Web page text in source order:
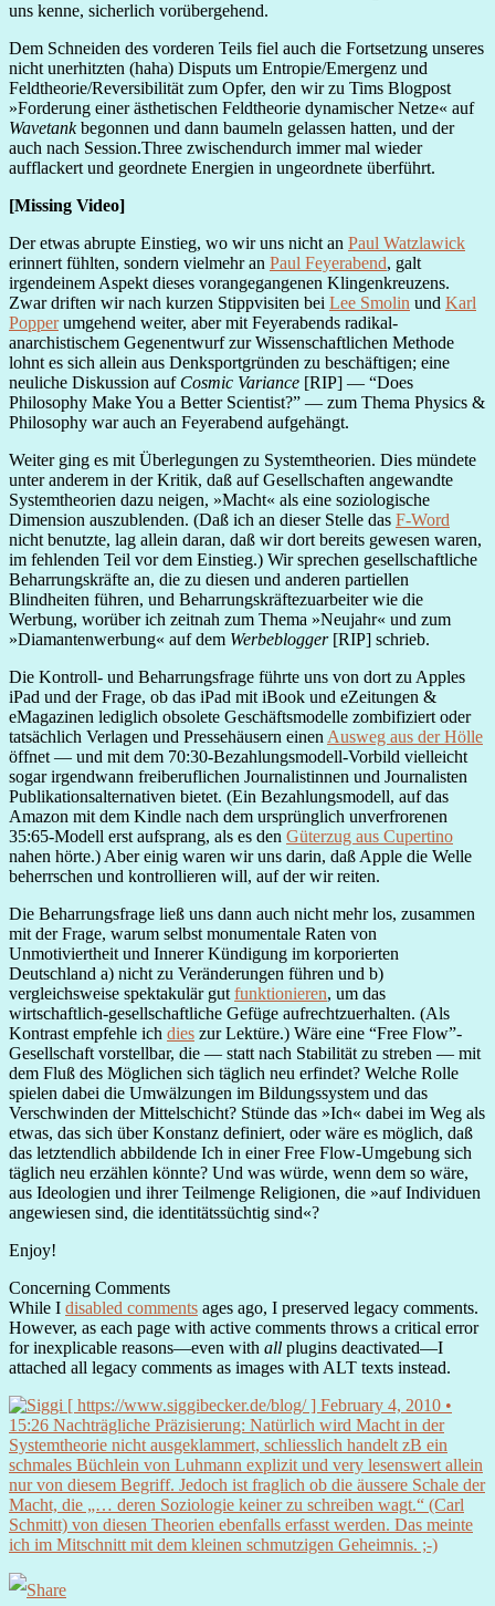
uns kenne, sicherlich vorübergehend.
Dem Schneiden des vorderen Teils fiel auch die Fortsetzung unseres
nicht unerhitzten (haha) Disputs um Entropie/Emergenz und
Feldtheorie/Reversibilität zum Opfer, den wir zu Tims Blogpost
»Forderung einer ästhetischen Feldtheorie dynamischer Netze« auf
Wavetankbegonnen und dann baumeln gelassen hatten, und der
auch nach Session.Three zwischendurch immer mal wieder
aufflackert und geordnete Energien in ungeordnete überführt.
[Missing Video]
Der etwas abrupte Einstieg, wo wir uns nicht an Paul Watzlawick
erinnert fühlten, sondern vielmehr an Paul Feyerabend, galt
irgendeinem Aspekt dieses vorangegangenen Klingenkreuzens.
Zwar driften wir nach kurzen Stippvisiten bei Lee Smolin und Karl
Popperumgehend weiter, aber mit Feyerabends radikal-
anarchistischem Gegenentwurf zur Wissenschaftlichen Methode
lohnt es sich allein aus Denksportgründen zu beschäftigen; eine
neuliche Diskussion auf Cosmic Variance [RIP] — “Does
Philosophy Make You a Better Scientist?” — zum Thema Physics &
Philosophy war auch an Feyerabend aufgehängt.
Weiter ging es mit Überlegungen zu Systemtheorien. Dies mündete
unter anderem in der Kritik, daß auf Gesellschaften angewandte
Systemtheorien dazu neigen, »Macht« als eine soziologische
Dimension auszublenden. (Daß ich an dieser Stelle das F-Word
nicht benutzte, lag allein daran, daß wir dort bereits gewesen waren,
im fehlenden Teil vor dem Einstieg.) Wir sprechen gesellschaftliche
Beharrungskräfte an, die zu diesen und anderen partiellen
Blindheiten führen, und Beharrungskräftezuarbeiter wie die
Werbung, worüber ich zeitnah zum Thema »Neujahr« und zum
»Diamantenwerbung« auf dem Werbeblogger[RIP] schrieb.
Die Kontroll- und Beharrungsfrage führte uns von dort zu Apples
iPad und der Frage, ob das iPad mit iBook und eZeitungen &
eMagazinen lediglich obsolete Geschäftsmodelle zombifiziert oder
tatsächlich Verlagen und Pressehäusern einen Ausweg aus der Hölle
öffnet — und mit dem 70:30-Bezahlungsmodell-Vorbild vielleicht
sogar irgendwann freiberuflichen Journalistinnen und Journalisten
Publikationsalternativen bietet. (Ein Bezahlungsmodell, auf das
Amazon mit dem Kindle nach dem ursprünglich unverfrorenen
35:65-Modell erst aufsprang, als es den Güterzug aus Cupertino
nahen hörte.) Aber einig waren wir uns darin, daß Apple die Welle
beherrschen und kontrollieren will, auf der wir reiten.
Die Beharrungsfrage ließ uns dann auch nicht mehr los, zusammen
mit der Frage, warum selbst monumentale Raten von
Unmotiviertheit und Innerer Kündigung im korporierten
Deutschland a) nicht zu Veränderungen führen und b)
vergleichsweise spektakulär gut funktionieren, um das
wirtschaftlich-gesellschaftliche Gefüge aufrechtzuerhalten. (Als
Kontrast empfehle ich dies zur Lektüre.) Wäre eine “Free Flow”-
Gesellschaft vorstellbar, die — statt nach Stabilität zu streben — mit
dem Fluß des Möglichen sich täglich neu erfindet? Welche Rolle
spielen dabei die Umwälzungen im Bildungssystem und das
Verschwinden der Mittelschicht? Stünde das »Ich« dabei im Weg als
etwas, das sich über Konstanz definiert, oder wäre es möglich, daß
das letztendlich abbildende Ich in einer Free Flow-Umgebung sich
täglich neu erzählen könnte? Und was würde, wenn dem so wäre,
aus Ideologien und ihrer Teilmenge Religionen, die »auf Individuen
angewiesen sind, die identitätssüchtig sind«?
Enjoy!
Concerning Comments
While I disabled comments ages ago, I preserved legacy comments.
However, as each page with active comments throws a critical error
for inexplicable reasons—even with all plugins deactivated—I
attached all legacy comments as images with ALT texts instead.